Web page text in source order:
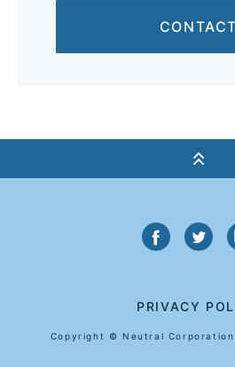
CONTACT
PRIVACY
Copyright © Neutral